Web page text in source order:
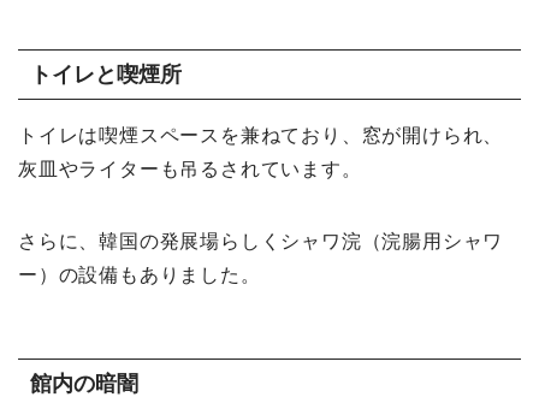
トイレと喫煙所
トイレは喫煙スペースを兼ねており、窓が開けられ、
灰皿やライターも吊るされています。
さらに、韓国の発展場らしくシャワ浣（浣腸用シャワ
ー）の設備もありました。
館内の暗闇